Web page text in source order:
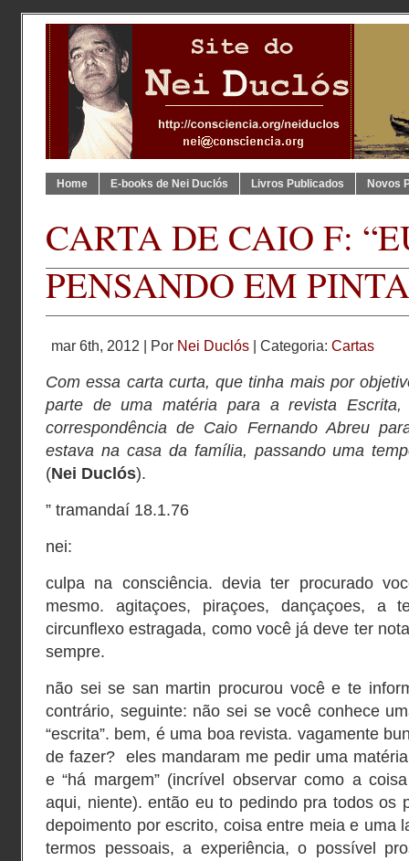
Home E-books de Nei Duclós Livros Publicados Novos
CARTA DE CAIO F:
PENSANDO EM
mar 6th, 2012 | Por Nei Duclós | Categoria: Cartas
Com essa carta curta, que tinha mais por
parte de uma matéria para a revista
correspondência de Caio Fernando Abreu
estava na casa da família, passando uma
(Nei Duclós).
” tramandaí 18.1.76
nei:
culpa na consciência. devia ter procurado
mesmo. agitaçoes, piraçoes, dançaçoes,
circunflexo estragada, como você já deve ter
sempre.
não sei se san martin procurou você e te
contrário, seguinte: não sei se você conhece
“escrita”. bem, é uma boa revista. vagamente
de fazer? eles mandaram me pedir uma
e “há margem” (incrível observar como a
aqui, niente). então eu to pedindo pra todos os
depoimento por escrito, coisa entre meia e uma
termos pessoais, a experiência, o possível